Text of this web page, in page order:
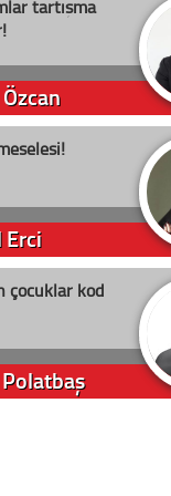
tartışma
Erci
çocuklar kod